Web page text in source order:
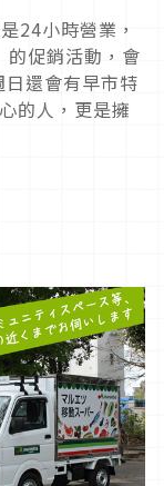
24小時營業，
促銷活動，會
還會有早市特
的人，更是擁